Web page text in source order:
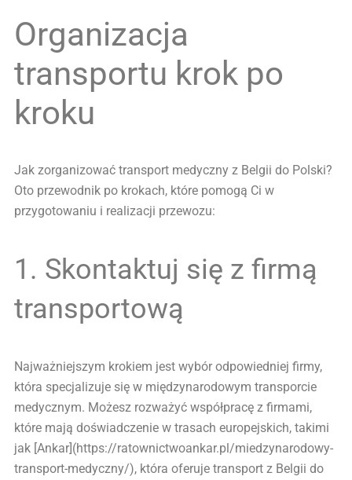
Organizacja
transportu krok po
kroku
Jak zorganizować transport medyczny z Belgii do Polski?
Oto przewodnik po krokach, które pomogą Ci w
przygotowaniu i realizacji przewozu:
1. Skontaktuj się z firmą
transportową
Najważniejszym krokiem jest wybór odpowiedniej firmy,
która specjalizuje się w międzynarodowym transporcie
medycznym. Możesz rozważyć współpracę z firmami,
które mają doświadczenie w trasach europejskich, takimi
jak [Ankar](https://ratownictwoankar.pl/miedzynarodowy-
transport-medyczny/), która oferuje transport z Belgii do